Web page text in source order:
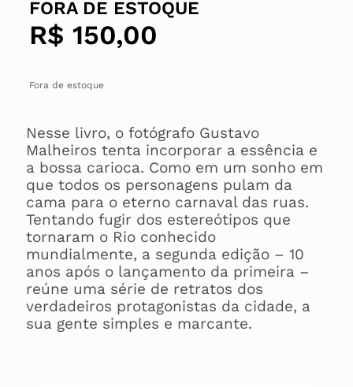
FORA DE ESTOQUE
R$ 150,00
Fora de estoque
Nesse livro, o fotógrafo Gustavo
Malheiros tenta incorporar a essência e
a bossa carioca. Como em um sonho em
que todos os personagens pulam da
cama para o eterno carnaval das ruas.
Tentando fugir dos estereótipos que
tornaram o Rio conhecido
mundialmente, a segunda edição – 10
anos após o lançamento da primeira –
reúne uma série de retratos dos
verdadeiros protagonistas da cidade, a
sua gente simples e marcante.